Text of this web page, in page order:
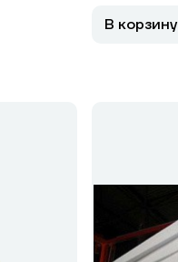
В корзину